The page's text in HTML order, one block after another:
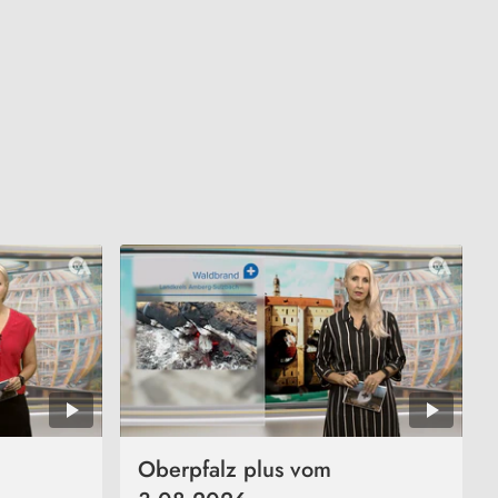
Oberpfalz plus vom